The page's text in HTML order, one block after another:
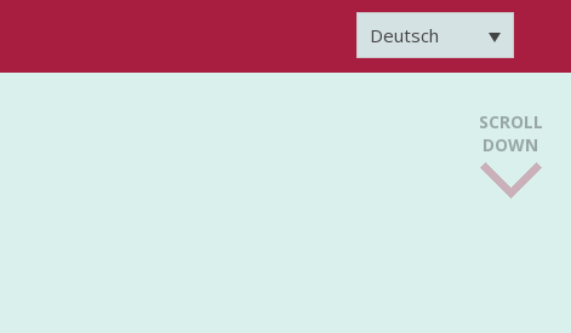
Deutsch
SCROLL
DOWN